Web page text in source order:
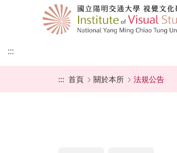
:::
成立宗旨
行政人員
最新課程
招生辦法
教師最新專書 論文集
國際視覺文化研究所 國際視
學術研討
視覺文化研究所
亞際文
::: 首頁 關於本所 法規公告